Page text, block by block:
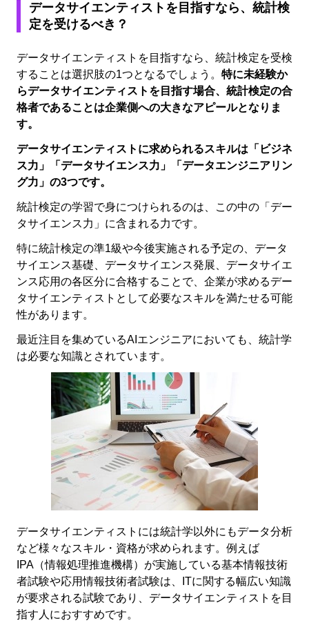
データサイエンティストを目指すなら、統計検
定を受けるべき？
データサイエンティストを目指すなら、統計検定を受検
することは選択肢の1つとなるでしょう。 特に未経験か
らデータサイエンティストを目指す場合、統計検定の合
格者であることは企業側への大きなアピールとなりま
す。
データサイエンティストに求められるスキルは「ビジネ
ス力」「データサイエンス力」「データエンジニアリン
グ力」の3つです。
統計検定の学習で身につけられるのは、この中の「デー
タサイエンス力」に含まれる力です。
特に統計検定の準1級や今後実施される予定の、データ
サイエンス基礎、データサイエンス発展、データサイエ
ンス応用の各区分に合格することで、企業が求めるデー
タサイエンティストとして必要なスキルを満たせる可能
性があります。
最近注目を集めているAIエンジニアにおいても、統計学
は必要な知識とされています。
データサイエンティストには統計学以外にもデータ分析
など様々なスキル・資格が求められます。例えば
IPA（情報処理推進機構）が実施している基本情報技術
者試験や応用情報技術者試験は、ITに関する幅広い知識
が要求される試験であり、データサイエンティストを目
指す人におすすめです。